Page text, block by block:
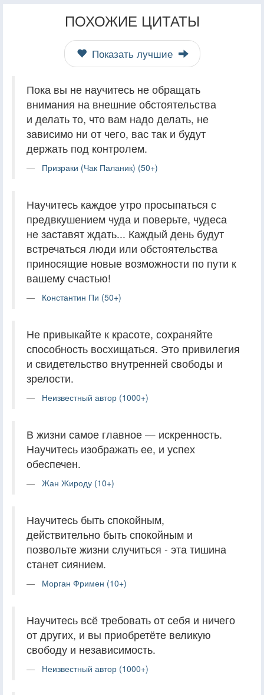
ПОХОЖИЕ ЦИТАТЫ
Показать лучшие
Пока вы не научитесь не обращать
внимания на внешние обстоятельства
и делать то, что вам надо делать, не
зависимо ни от чего, вас так и будут
держать под контролем.
Призраки (Чак Паланик) (50+)
Научитесь каждое утро просыпаться с
предвкушением чуда и поверьте, чудеса
не заставят ждать... Каждый день будут
встречаться люди или обстоятельства
приносящие новые возможности по пути к
вашему счастью!
Константин Пи (50+)
Не привыкайте к красоте, сохраняйте
способность восхищаться. Это привилегия
и свидетельство внутренней свободы и
зрелости.
Неизвестный автор (1000+)
В жизни самое главное — искренность.
Научитесь изображать ее, и успех
обеспечен.
Жан Жироду (10+)
Научитесь быть спокойным,
действительно быть спокойным и
позвольте жизни случиться - эта тишина
станет сиянием.
Морган Фримен (10+)
Научитесь всё требовать от себя и ничего
от других, и вы приобретёте великую
свободу и независимость.
Неизвестный автор (1000+)